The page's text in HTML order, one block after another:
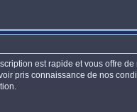
est rapide et vous offre
pris connaissance de nos